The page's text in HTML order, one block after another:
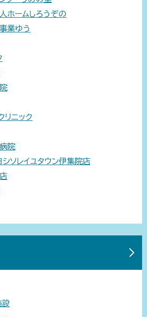
ホームしろうぞの
業ゆう
リニック
院
シソレイユタウン伊集院店
設